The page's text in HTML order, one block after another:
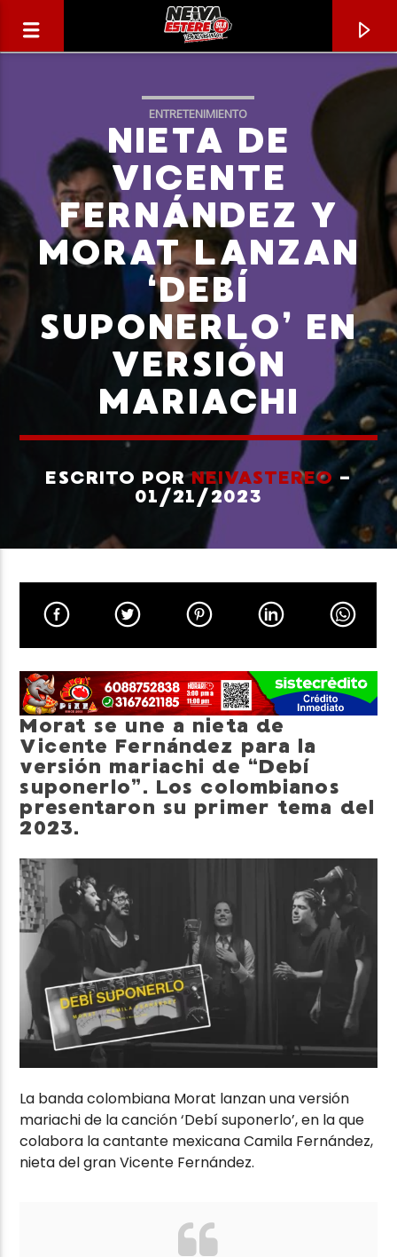
CANCIÓN ACTUAL
ENTRETENIMIENTO
NIETA DE
VICENTE
FERNÁNDEZ Y
MORAT LANZAN
‘DEBÍ
SUPONERLO’ EN
VERSIÓN
MARIACHI
ESCRITO PORNEIVASTEREO-
01/21/2023
Morat se une a nieta de
Vicente Fernández para la
versión mariachi de “Debí
suponerlo”. Los colombianos
presentaron su primer tema del
2023.
La banda colombiana Morat lanzan una versión
mariachi de la canción ‘Debí suponerlo’, en la que
colabora la cantante mexicana Camila Fernández,
nieta del gran Vicente Fernández.